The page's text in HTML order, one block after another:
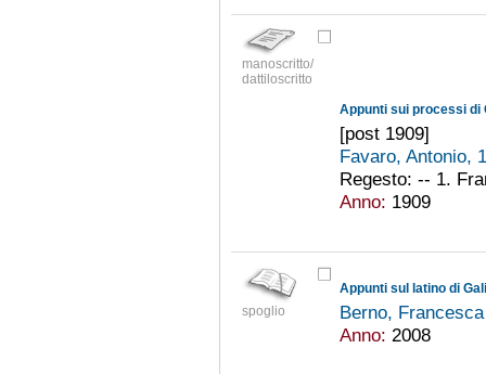
manoscritto/
dattiloscritto
Appunti sui processi di
[post 1909]
Favaro, Antonio,
Regesto: -- 1.
Anno: 1909
spoglio
Appunti sul latino di
Berno,
Anno: 2008